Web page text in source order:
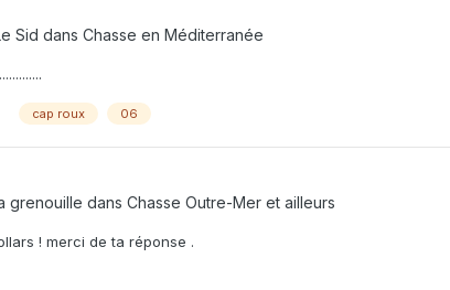
Sid dans Chasse en Méditerranée
cap roux 06
grenouille dans Chasse Outre-Mer et ailleurs
! merci de ta réponse .